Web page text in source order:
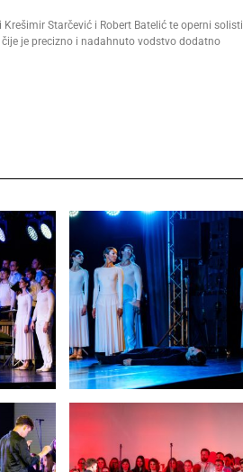
Starčević i Robert Batelić te operni solisti
je precizno i nadahnuto vodstvo dodatno